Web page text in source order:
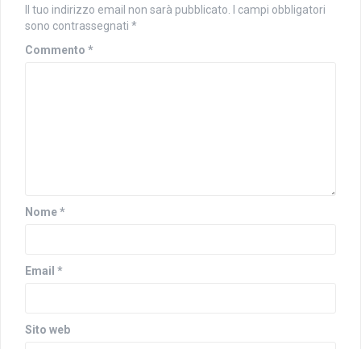
Il tuo indirizzo email non sarà pubblicato.
I campi obbligatori
sono contrassegnati *
Commento *
Nome*
Email *
Sito web